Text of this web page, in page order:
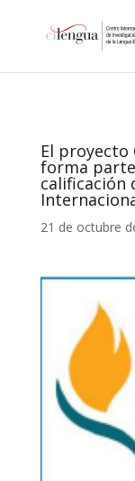
El proyecto
forma
calificación
21 de octubre